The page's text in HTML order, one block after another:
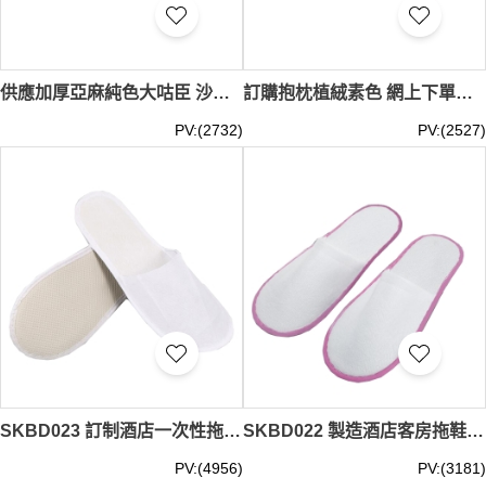
供應加厚亞麻純色大咕臣 沙發棉麻cool 筍 背辦公室汽車布藝腰靠枕 cushion TAGS 街坊福利會 攤位遊戲 表演 線上活動 ZOOM MEETING 活動 TEE, 在線 活動禮品 咕筍 SKBD025
PV:(2732)
訂購抱枕植絨素色 網上下單沙發靠枕 供應辦公室靠墊 汽車靠枕 咕筍 SKBD024
PV:(2527)
SKBD023 訂制酒店一次性拖鞋款式 製作無紡布酒店拖鞋款式 自訂客房酒店拖鞋款式 酒店拖鞋製造商
PV:(4956)
SKBD022 製造酒店客房拖鞋款式 訂做拉毛絨酒店拖鞋款式 自訂酒店 一次性拖鞋款式 酒店拖鞋中心
PV:(3181)